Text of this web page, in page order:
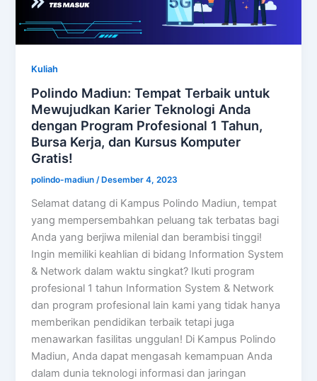
Kuliah
Polindo Madiun: Tempat Terbaik untuk
Mewujudkan Karier Teknologi Anda
dengan Program Profesional 1 Tahun,
Bursa Kerja, dan Kursus Komputer
Gratis!
polindo-madiun/ Desember 4, 2023
Selamat datang di Kampus Polindo Madiun, tempat
yang mempersembahkan peluang tak terbatas bagi
Anda yang berjiwa milenial dan berambisi tinggi!
Ingin memiliki keahlian di bidang Information System
& Network dalam waktu singkat? Ikuti program
profesional 1 tahun Information System & Network
dan program profesional lain kami yang tidak hanya
memberikan pendidikan terbaik tetapi juga
menawarkan fasilitas unggulan! Di Kampus Polindo
Madiun, Anda dapat mengasah kemampuan Anda
dalam dunia teknologi informasi dan jaringan